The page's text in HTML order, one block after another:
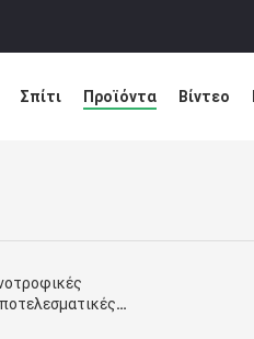
Σπίτι Προϊόντα Βίντεο